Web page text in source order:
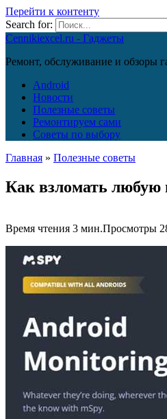
Перейти к контенту
Search for:
Cennikiexcel.ru - Гаджеты
Ремонт, обслуживание и обзоры
Android
Новости
Полезные советы
Ремонтируем сами
Советы по выбору
Главная » Полезные советы
Как взломать любую
Время чтения 3 мин.Просмотры